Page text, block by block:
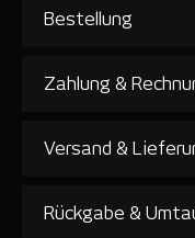
Bestellung
Zahlung &
Versand &
Rückgabe &